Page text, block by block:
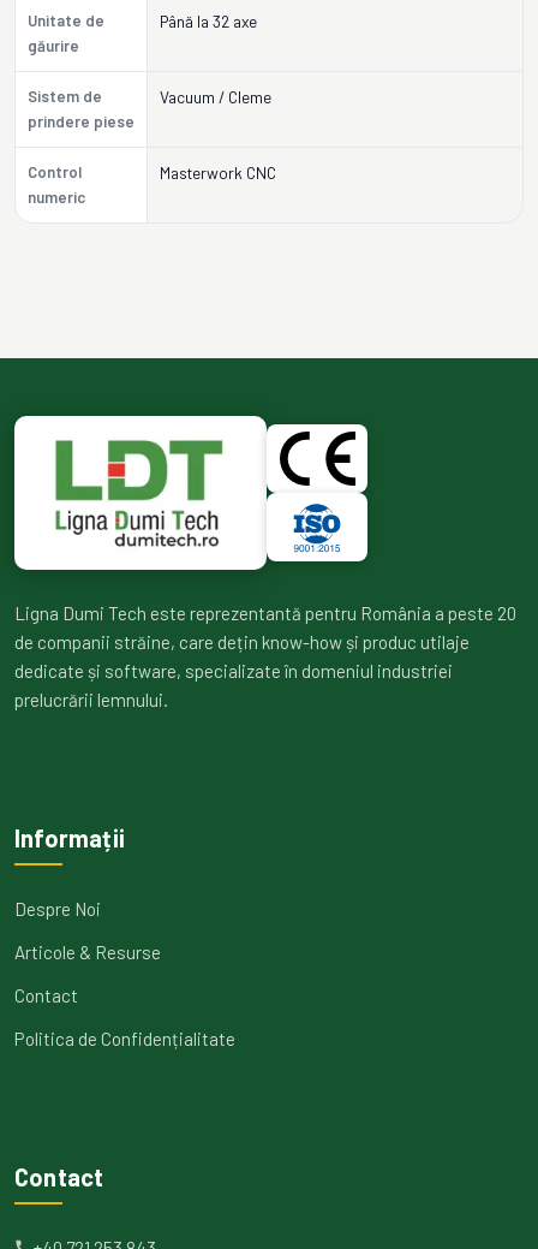
Unitate de
găurire
Până la 32 axe
Sistem de
prindere piese
Vacuum / Cleme
Control
numeric
Masterwork CNC
Ligna Dumi Tech este reprezentantă pentru România a peste 20
de companii străine, care dețin know-how și produc utilaje
dedicate și software, specializate în domeniul industriei
prelucrării lemnului.
Informații
Despre Noi
Articole & Resurse
Contact
Politica de Confidențialitate
Contact